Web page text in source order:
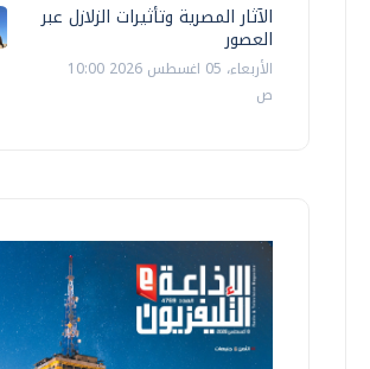
الآثار المصرية وتأثيرات الزلازل عبر
العصور
الأربعاء، 05 اغسطس 2026 10:00
ص